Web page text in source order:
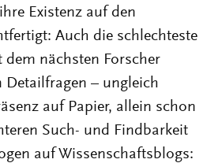
Existenz auf den
Auch die schlechteste
nächsten Forscher
Detailfragen – ungleich
auf Papier, allein schon
Such- und Findbarkeit
auf Wissenschaftsblogs: